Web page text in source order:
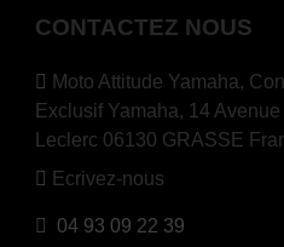
CONTACTEZ NOUS
Moto Attitude Yamaha,
Exclusif Yamaha, 14 Avenue
Leclerc 06130 GRASSE
Ecrivez-nous
04 93 09 22 39